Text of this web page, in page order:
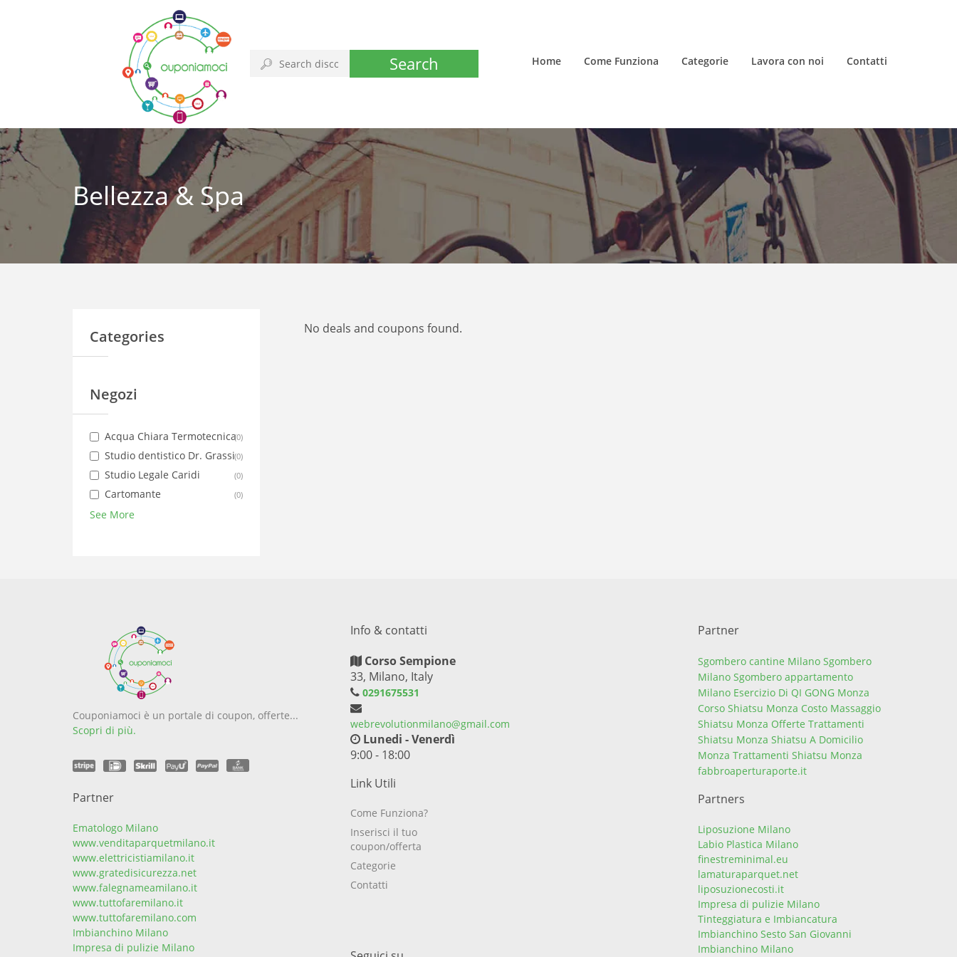
Search Home Come Funziona Categorie Lavora con noi Contatti
Bellezza & Spa
Categories
Negozi
Acqua Chiara Termotecnica(0)
Studio dentistico Dr. Grassi(0)
Studio Legale Caridi (0)
Cartomante (0)
See More
No deals and coupons found.
Couponiamoci è un portale di coupon, offerte...
Scopri di più.
Partner
Ematologo Milano
www.venditaparquetmilano.it
www.elettricistiamilano.it
www.gratedisicurezza.net
www.falegnameamilano.it
www.tuttofaremilano.it
www.tuttofaremilano.com
Imbianchino Milano
Impresa di pulizie Milano
Info & contatti
Corso Sempione
33, Milano, Italy
0291675531
webrevolutionmilano@gmail.com
Lunedi - Venerdì
9:00 - 18:00
Link Utili
Come Funziona?
Inserisci il tuo
coupon/offerta
Categorie
Contatti
Partner
Sgombero cantine Milano Sgombero
Milano Sgombero appartamento
Milano Esercizio Di QI GONG Monza
Corso Shiatsu Monza Costo Massaggio
Shiatsu Monza Offerte Trattamenti
Shiatsu Monza Shiatsu A Domicilio
Monza Trattamenti Shiatsu Monza
fabbroaperturaporte.it
Partners
Liposuzione Milano
Labio Plastica Milano
finestreminimal.eu
lamaturaparquet.net
liposuzionecosti.it
Impresa di pulizie Milano
Tinteggiatura e Imbiancatura
Imbianchino Sesto San Giovanni
Imbianchino Milano